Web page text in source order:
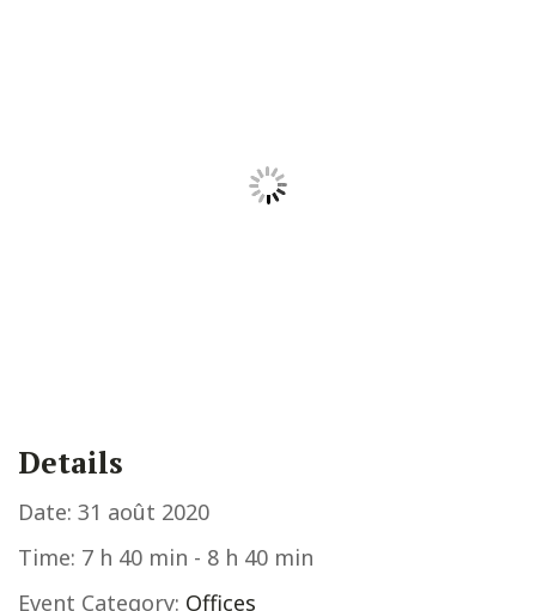
Details
Date: 31 août 2020
Time: 7 h 40 min - 8 h 40 min
Event Category: Offices